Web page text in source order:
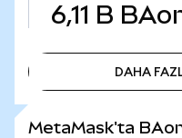
6,11 B
DAHA
MetaMask'ta